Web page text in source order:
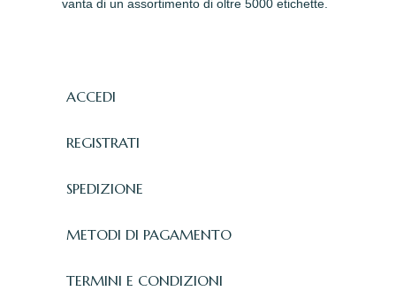
vanta di un assortimento di oltre 5000 etichette.
ACCEDI
REGISTRATI
SPEDIZIONE
METODI DI PAGAMENTO
TERMINI E CONDIZIONI